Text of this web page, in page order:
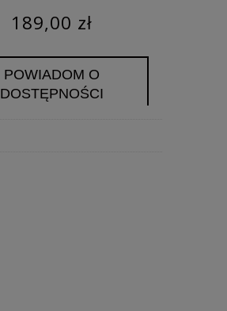
189,00 zł
POWIADOM O
DOSTĘPNOŚCI